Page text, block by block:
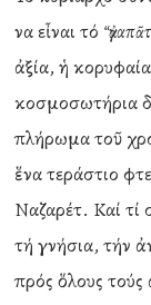
να εἶναι τό
ἀξία, ἡ
κοσμοσωτήρια
πλήρωμα τοῦ
ἕνα τεράστιο
Ναζαρέτ. Καί τί
τή γνήσια, τήν
πρός ὅλους